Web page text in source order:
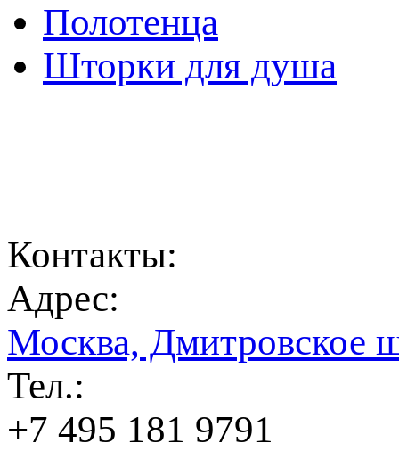
Полотенца
Шторки для душа
Контакты:
Адрес:
Москва, Дмитровское
Тел.:
+7 495 181 9791